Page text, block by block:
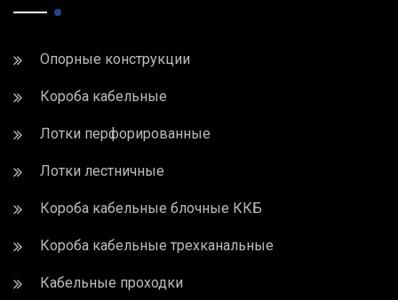
Опорные конструкции
Короба кабельные
Лотки перфорированные
Лотки лестничные
Короба кабельные блочные ККБ
Короба кабельные трехканальные
Кабельные проходки